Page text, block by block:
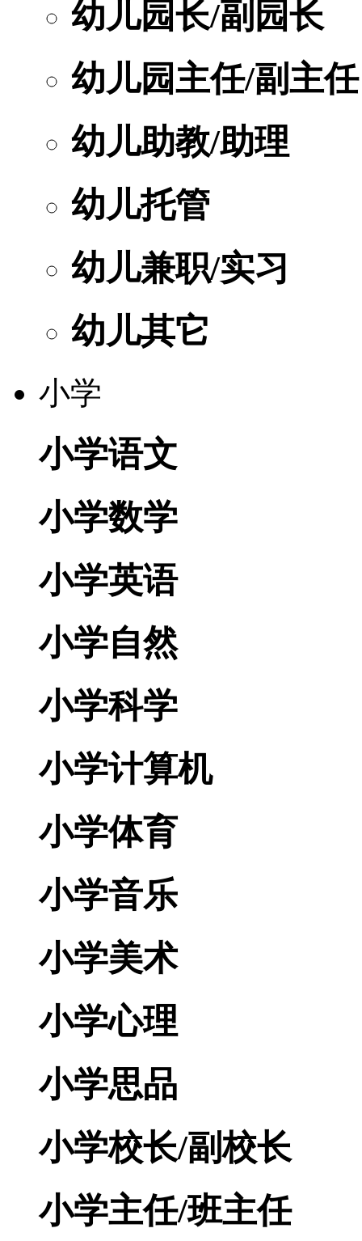
幼儿园长/副园长
幼儿园主任/副主任
幼儿助教/助理
幼儿托管
幼儿兼职/实习
幼儿其它
小学
小学语文
小学数学
小学英语
小学自然
小学科学
小学计算机
小学体育
小学音乐
小学美术
小学心理
小学思品
小学校长/副校长
小学主任/班主任